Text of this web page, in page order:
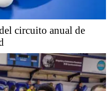
circuito anual de